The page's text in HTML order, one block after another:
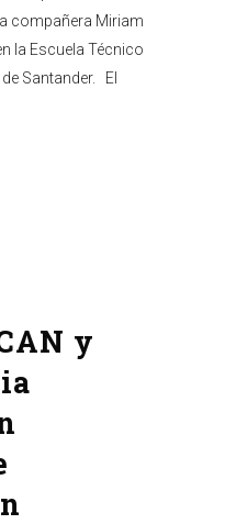
compañera Miriam
la Escuela Técnico
Santander. El
y